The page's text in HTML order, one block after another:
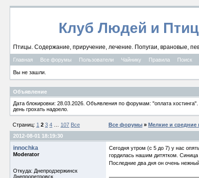
Клуб Людей и
Птицы. Содержание, приручение, лечение. Попугаи, врановые,
Главная Все форумы Пользователи Чайнику Правила Поиск
Вы не зашли.
Объявление
Дата блокировки: 28.03.2026. Объявления по форумам: "оплата
день грохать надоело.
Страниц: 1 2 3 4 107 Все Все форумы » Мелкие и средние
2012-08-01 18:19:30
innochka
Moderator
Откуда: Днепродзержинск
Днепропетровск
Сегодня утром (с 5 до 7) у нас
гордилась нашим дитятком. Синица
Последние два дня он очень